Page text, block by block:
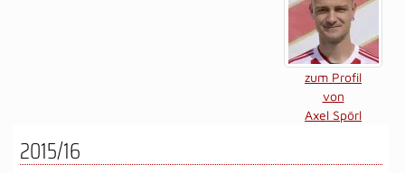
zum Profil
von
Axel Spörl
2015/16